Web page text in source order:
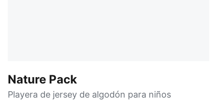
Nature Pack
Playera de jersey de algodón para niños